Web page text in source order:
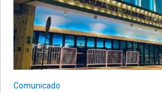
Comunicado